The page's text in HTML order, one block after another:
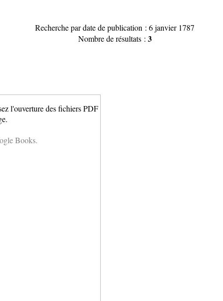
Recherche par date de publication : 6 janvier 1787
Nombre de résultats : 3
l'ouverture des fichiers PDF
Books.